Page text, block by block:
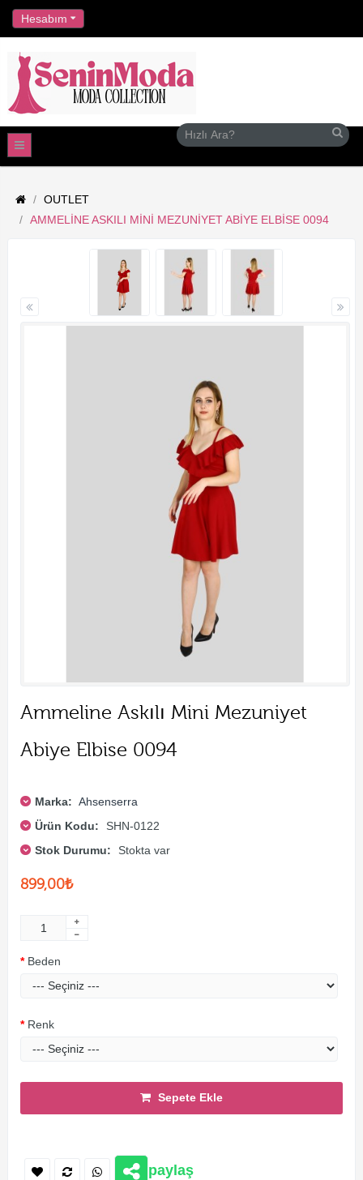
Hesabım
OUTLET
AMMELINE ASKILI MINI MEZUNIYET ABIYE ELBISE 0094
Ammeline Askılı Mini Mezuniyet
Abiye Elbise 0094
Marka: Ahsenserra
Ürün Kodu:
SHN-0122
Stok Durumu:
Stokta var
899,00₺
Beden
Renk
Sepete Ekle
paylaş